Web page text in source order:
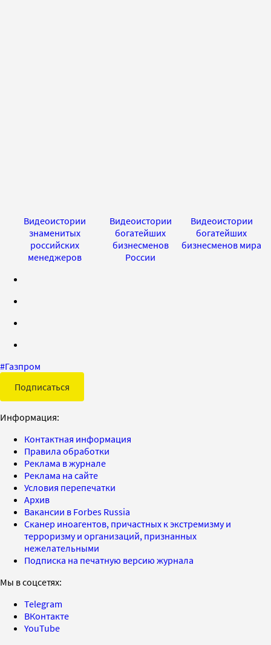
Видеоистории
знаменитых
российских
менеджеров
Видеоистории
богатейших
бизнесменов
России
Видеоистории
богатейших
бизнесменов мира
#Газпром
Подписаться
Информация:
Контактная информация
Правила обработки
Реклама в журнале
Реклама на сайте
Условия перепечатки
Архив
Вакансии в Forbes Russia
Сканер иноагентов, причастных к экстремизму и
терроризму и организаций, признанных
нежелательными
Подписка на печатную версию журнала
Мы в соцсетях:
Telegram
ВКонтакте
YouTube